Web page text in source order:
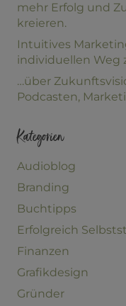
mehr Erfolg und
kreieren.
Intuitives
individuellen Weg
…über
Podcasten,
Kategorien
Audioblog
Branding
Buchtipps
Erfolgreich
Finanzen
Grafikdesign
Gründer